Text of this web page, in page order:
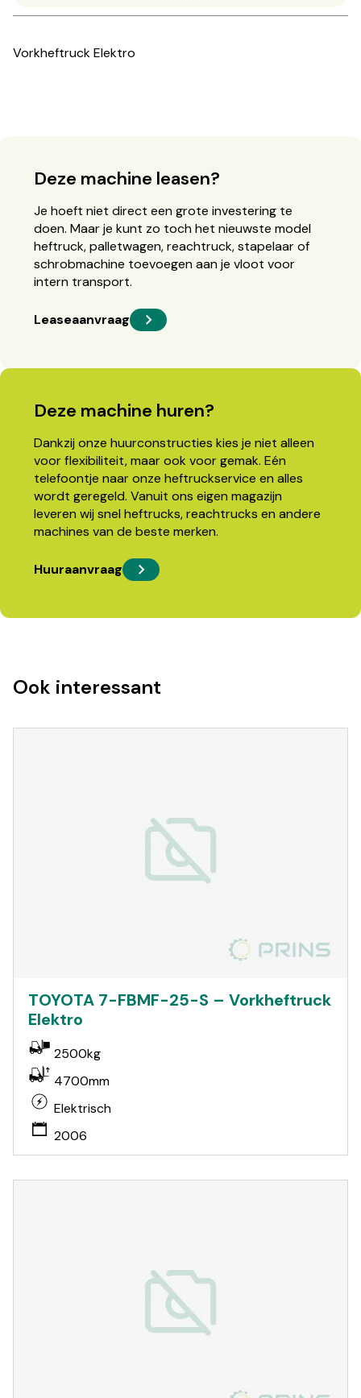
Vorkheftruck Elektro
Deze machine leasen?
Je hoeft niet direct een grote investering te
doen. Maar je kunt zo toch het nieuwste model
heftruck, palletwagen, reachtruck, stapelaar of
schrobmachine toevoegen aan je vloot voor
intern transport.
Leaseaanvraag
Deze machine huren?
Dankzij onze huurconstructies kies je niet alleen
voor flexibiliteit, maar ook voor gemak. Eén
telefoontje naar onze heftruckservice en alles
wordt geregeld. Vanuit ons eigen magazijn
leveren wij snel heftrucks, reachtrucks en andere
machines van de beste merken.
Huuraanvraag
Ook interessant
TOYOTA 7-FBMF-25-S – Vorkheftruck
Elektro
2500kg
4700mm
Elektrisch
2006